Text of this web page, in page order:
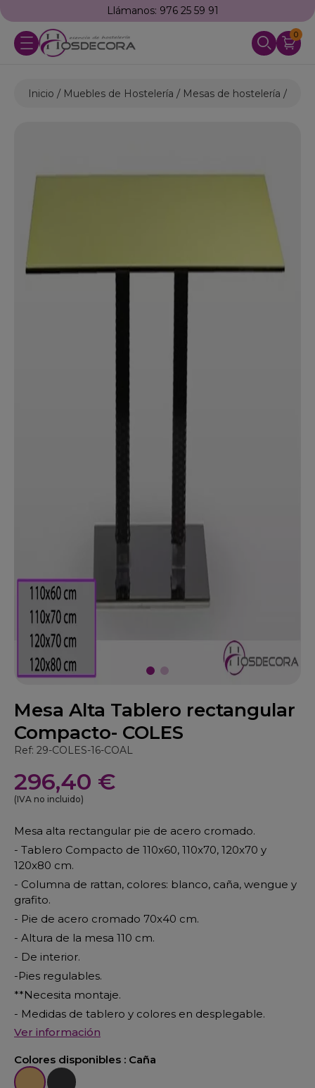
Llámanos: 976 25 59 91
0
Inicio Muebles de Hostelería Mesas de hostelería
Mesa Alta Tablero rectangular
Compacto- COLES
Ref: 29-COLES-16-COAL
296,40 €
(IVA no incluido)
Mesa alta rectangular pie de acero cromado.
- Tablero Compacto de 110x60, 110x70, 120x70 y
120x80 cm.
- Columna de rattan, colores: blanco, caña, wengue y
grafito.
- Pie de acero cromado 70x40 cm.
- Altura de la mesa 110 cm.
- De interior.
-Pies regulables.
**Necesita montaje.
- Medidas de tablero y colores en desplegable.
Ver información
Colores disponibles : Caña
Caña Grafito